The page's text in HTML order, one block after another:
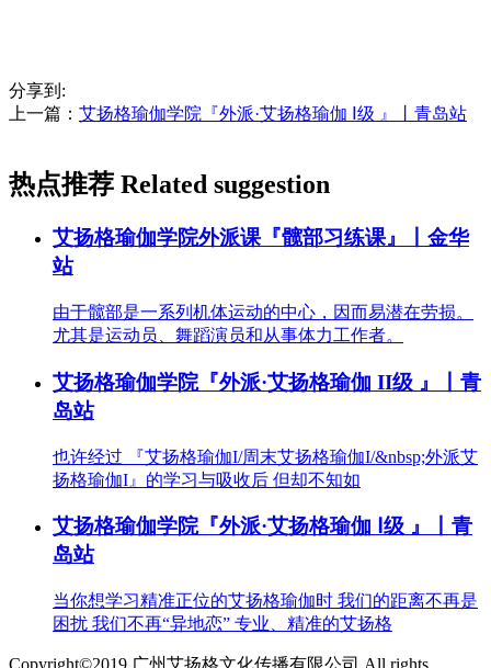
分享到:
上一篇： 艾扬格瑜伽学院『外派·艾扬格瑜伽 Ⅰ级 』丨青岛站
热点推荐 Related suggestion
艾扬格瑜伽学院外派课『髋部习练课』丨金华
站
由于髋部是一系列机体运动的中心，因而易潜在劳损。
尤其是运动员、舞蹈演员和从事体力工作者。
艾扬格瑜伽学院『外派·艾扬格瑜伽 II级 』丨青
岛站
也许经过 『艾扬格瑜伽I/周末艾扬格瑜伽I/&nbsp;外派艾
扬格瑜伽I』的学习与吸收后 但却不知如
艾扬格瑜伽学院『外派·艾扬格瑜伽 Ⅰ级 』丨青
岛站
当你想学习精准正位的艾扬格瑜伽时 我们的距离不再是
困扰 我们不再“异地恋” 专业、精准的艾扬格
Copyright©2019 广州艾扬格文化传播有限公司 All rights